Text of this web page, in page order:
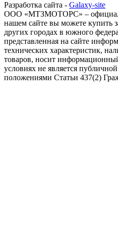
Разработка сайта - Galaxy-site
ООО «МТЗМОТОРС» –
нашем сайте вы можете купить
других городах в южного
представленная на сайте
технических характеристик,
товаров, носит
условиях не является
положениями Статьи 437(2)